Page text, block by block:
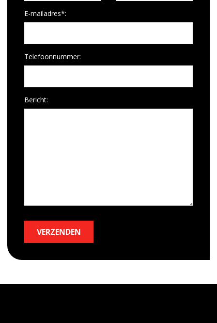
E-mailadres*:
Telefoonnummer:
Bericht:
VERZENDEN